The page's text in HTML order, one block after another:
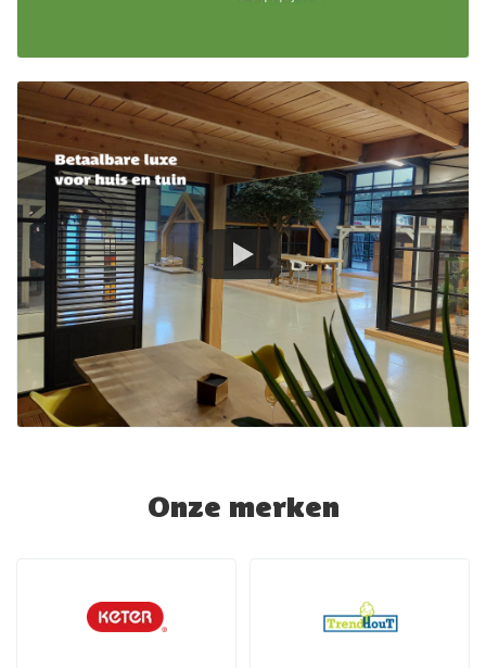
Onze merken